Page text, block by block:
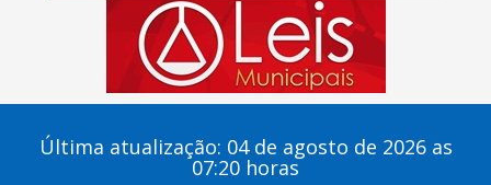
Última atualização: 04 de agosto de 2026 as
07:20 horas